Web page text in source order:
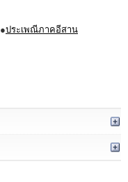
●ประเพณีภาคอีสาน